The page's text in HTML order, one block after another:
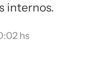
internos.
hs